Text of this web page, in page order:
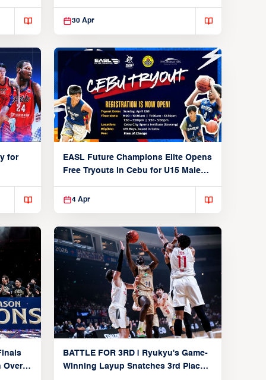
30 Apr
for
EASL Future Champions Elite Opens
Free Tryouts in Cebu for U15 Male
4 Apr
Over
BATTLE FOR 3RD | Ryukyu's Game-
Winning Layup Snatches 3rd Place